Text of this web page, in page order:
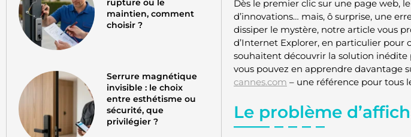
rupture ou le
maintien, comment
choisir ?
Serrure magnétique
invisible : le choix
entre esthétisme ou
sécurité, que
privilégier ?
Dès le premier clic sur une page web,
d’innovations… mais, ô surprise, une
dissiper le mystère, notre article vous
d’Internet Explorer, en particulier
souhaitent découvrir la solution
vous pouvez en apprendre davantage
cannes.com – une référence pour tous
Le problème